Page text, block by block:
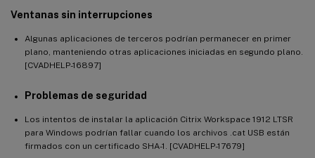
Ventanas sin interrupciones
Algunas aplicaciones de terceros podrían permanecer en primer
plano, manteniendo otras aplicaciones iniciadas en segundo plano.
[CVADHELP-16897]
Problemas de seguridad
Los intentos de instalar la aplicación Citrix Workspace 1912 LTSR
para Windows podrían fallar cuando los archivos .cat USB están
firmados con un certificado SHA-1. [CVADHELP-17679]